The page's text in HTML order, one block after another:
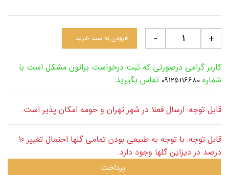
+
- افزودن به سبد خرید
کاربر گرامی درصورتی که ثبت درخواست براتون مشکل است با
شماره 09125116680 تماس بگیرید.
قابل توجه: ارسال فعلا در شهر تهران و حومه امکان پذیر است.
قابل توجه: با توجه به طبیعی بودن تمامی گلها احتمال تغییر 10
درصد در دیزاین گلها وجود دارد.
پرداخت